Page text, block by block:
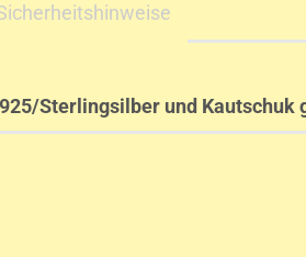
Sterlingsilber und Kautschuk